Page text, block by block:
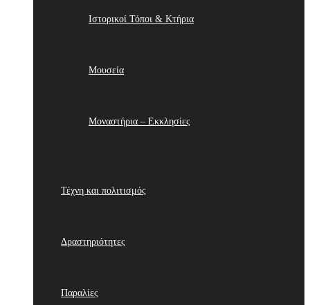
Ιστορικοί Τόποι & Κτήρια
Μουσεία
Μοναστήρια – Εκκλησίες
Τέχνη και πολιτισμός
Δραστηριότητες
Παραλίες